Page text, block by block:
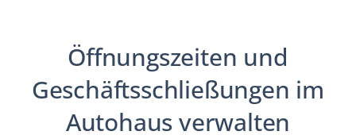
Öffnungszeiten und
Geschäftsschließungen im
Autohaus verwalten